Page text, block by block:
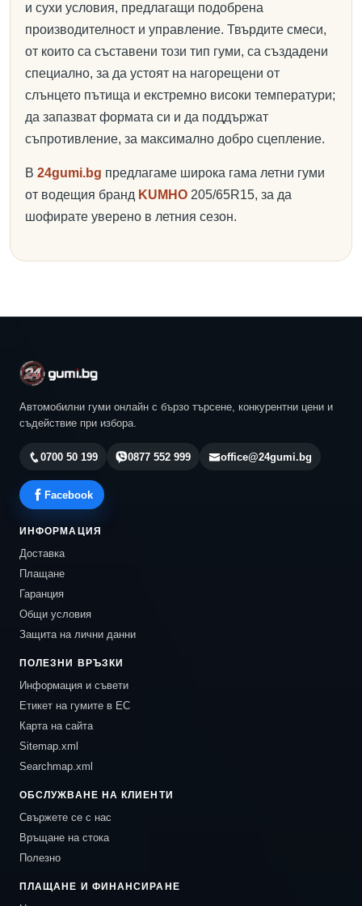
и сухи условия, предлагащи подобрена
производителност и управление. Твърдите смеси,
от които са съставени този тип гуми, са създадени
специално, за да устоят на нагорещени от
слънцето пътища и екстремно високи температури;
да запазват формата си и да поддържат
съпротивление, за максимално добро сцепление.
В 24gumi.bg предлагаме широка гама летни гуми
от водещия бранд KUMHO 205/65R15, за да
шофирате уверено в летния сезон.
Автомобилни гуми онлайн с бързо търсене, конкурентни цени и
съдействие при избора.
0700 50 199 0877 552 999 office@24gumi.bg
Facebook
ИНФОРМАЦИЯ
Доставка
Плащане
Гаранция
Общи условия
Защита на лични данни
ПОЛЕЗНИ ВРЪЗКИ
Информация и съвети
Етикет на гумите в ЕС
Карта на сайта
Sitemap.xml
Searchmap.xml
ОБСЛУЖВАНЕ НА КЛИЕНТИ
Свържете се с нас
Връщане на стока
Полезно
ПЛАЩАНЕ И ФИНАНСИРАНЕ